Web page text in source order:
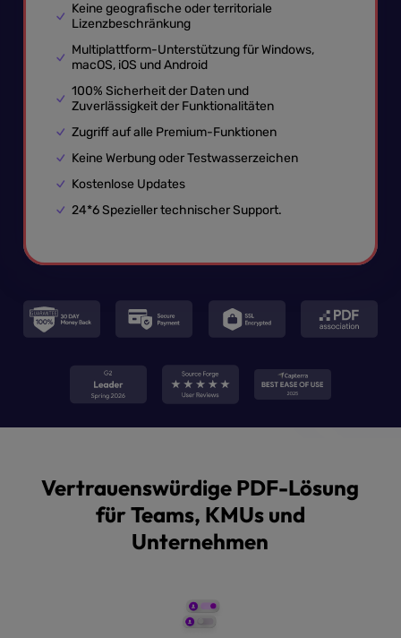
Keine geografische oder territoriale
Lizenzbeschränkung
Multiplattform-Unterstützung für Windows,
macOS, iOS und Android
100% Sicherheit der Daten und
Zuverlässigkeit der Funktionalitäten
Zugriff auf alle Premium-Funktionen
Keine Werbung oder Testwasserzeichen
Kostenlose Updates
24*6 Spezieller technischer Support.
Vertrauenswürdige PDF-Lösung
für Teams, KMUs und
Unternehmen